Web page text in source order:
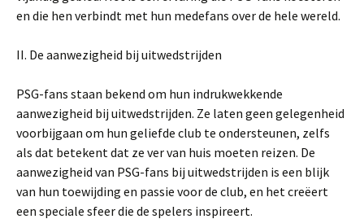
en die hen verbindt met hun medefans over de hele wereld.
II. De aanwezigheid bij uitwedstrijden
PSG-fans staan bekend om hun indrukwekkende
aanwezigheid bij uitwedstrijden. Ze laten geen gelegenheid
voorbijgaan om hun geliefde club te ondersteunen, zelfs
als dat betekent dat ze ver van huis moeten reizen. De
aanwezigheid van PSG-fans bij uitwedstrijden is een blijk
van hun toewijding en passie voor de club, en het creëert
een speciale sfeer die de spelers inspireert.